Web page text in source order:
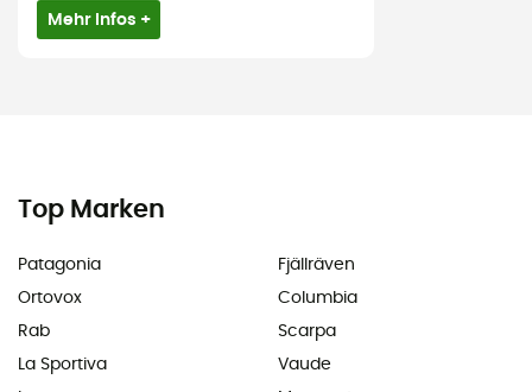
Mehr Infos +
Top Marken
Patagonia
Ortovox
Rab
La Sportiva
Fjällräven
Columbia
Scarpa
Vaude